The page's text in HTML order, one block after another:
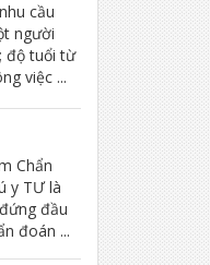
cầu
người
độ tuổi từ
việc ...
Chẩn
y TƯ là
đầu
đoán ...